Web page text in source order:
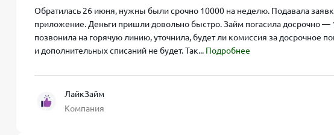
Обратилась 26 июня, нужны были срочно 10000 на неделю. Подавала
приложение. Деньги пришли довольно быстро. Займ погасила досрочно
позвонила на горячую линию, уточнила, будет ли комиссия за досрочное
и дополнительных списаний не будет. Так... Подробнее
ЛайкЗайм
Компания